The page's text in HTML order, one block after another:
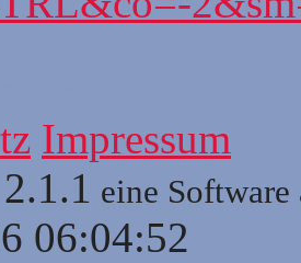
Impressum
eine Software
06:04:52